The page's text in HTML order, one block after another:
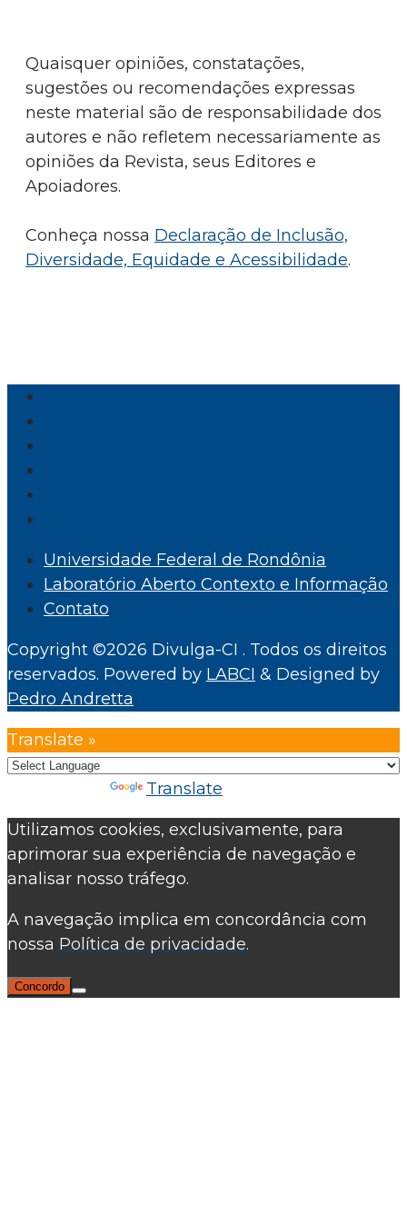
Quaisquer opiniões, constatações,
sugestões ou recomendações expressas
neste material são de responsabilidade dos
autores e não refletem necessariamente as
opiniões da Revista, seus Editores e
Apoiadores.
Conheça nossa Declaração de Inclusão,
Diversidade, Equidade e Acessibilidade.
Universidade Federal de Rondônia
Laboratório Aberto Contexto e Informação
Contato
Copyright ©2026 Divulga-CI . Todos os direitos
reservados. Powered by LABCI & Designed by
Pedro Andretta
Translate »
Translate
Utilizamos cookies, exclusivamente, para
aprimorar sua experiência de navegação e
analisar nosso tráfego.
A navegação implica em concordância com
nossa Política de privacidade.
Concordo